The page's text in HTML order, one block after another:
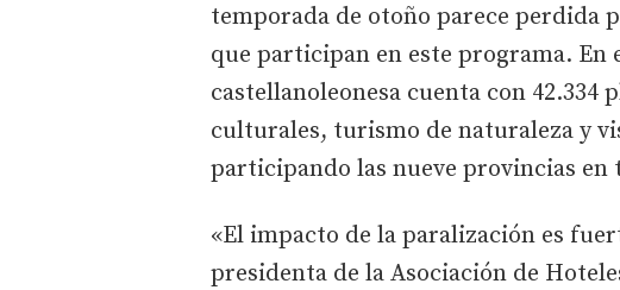
temporada de otoño parece perdida
que participan en este programa. En
castellanoleonesa cuenta con
culturales, turismo de naturaleza y
participando las nueve provincias en
«El impacto de la paralización es
presidenta de la Asociación de